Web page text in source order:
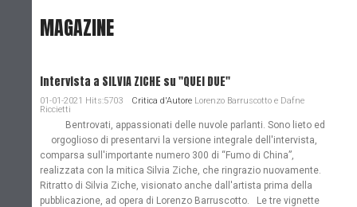
MAGAZINE
Intervista a SILVIA ZICHE su "QUEI DUE"
01-01-2021 Hits:5703 Critica d'Autore Lorenzo Barruscotto e Dafne
Riccietti
Bentrovati, appassionati delle nuvole parlanti. Sono lieto ed
orgoglioso di presentarvi la versione integrale dell'intervista,
comparsa sull'importante numero 300 di “Fumo di China”,
realizzata con la mitica Silvia Ziche, che ringrazio nuovamente.
Ritratto di Silvia Ziche, visionato anche dall'artista prima della
pubblicazione, ad opera di Lorenzo Barruscotto. Le tre vignette